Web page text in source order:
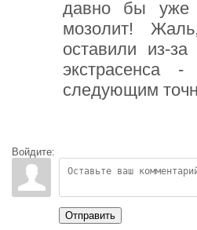
давно бы уже
мозолит!
оставили из-
экстрасенса
следующим
Войдите:
Отправить